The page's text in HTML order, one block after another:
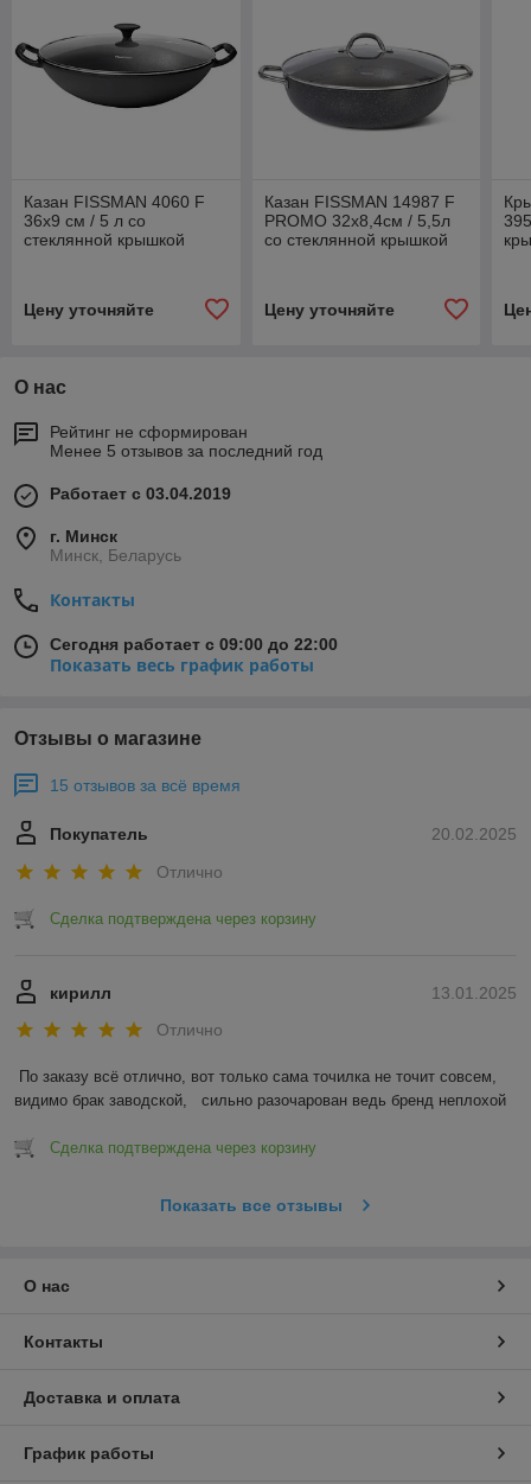
Казан FISSMAN 4060 F
36x9 см / 5 л со
стеклянной крышкой
Цену уточняйте
Казан FISSMAN 14987 F
PROMO 32x8,4см / 5,5л
со стеклянной крышкой
Цену уточняйте
О нас
Рейтинг не сформирован
Менее 5 отзывов за последний год
Работает с 03.04.2019
г. Минск
Минск, Беларусь
Контакты
Сегодня работает с 09:00 до 22:00
Показать весь график работы
Отзывы о магазине
15 отзывов за всё время
20.02.2025
Покупатель
Отлично
Сделка подтверждена через корзину
13.01.2025
кирилл
Отлично
По заказу всё отлично, вот только сама точилка не точит совсем,
видимо брак заводской,   сильно разочарован ведь бренд неплохой
Сделка подтверждена через корзину
Показать все отзывы
О нас
Контакты
Доставка и оплата
График работы